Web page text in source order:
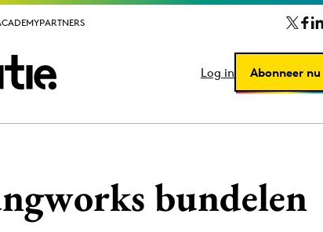
PARTNERS
Log in Abonneer nu
PARTNERS
Log in Abonneer nu
bundelen